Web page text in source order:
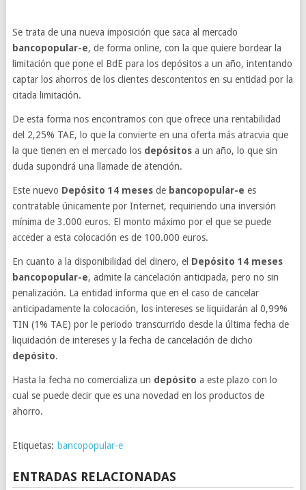
Se trata de una nueva imposición que saca al mercado
bancopopular-e, de forma online, con la que quiere bordear la
limitación que pone el BdE para los depósitos a un año, intentando
captar los ahorros de los clientes descontentos en su entidad por la
citada limitación.
De esta forma nos encontramos con que ofrece una rentabilidad
del 2,25% TAE, lo que la convierte en una oferta más atracvia que
la que tienen en el mercado los depósitosa un año, lo que sin
duda supondrá una llamade de atención.
Este nuevo Depósito 14 mesesde bancopopular-e es
contratable únicamente por Internet, requiriendo una inversión
mínima de 3.000 euros. El monto máximo por el que se puede
acceder a esta colocación es de 100.000 euros.
En cuanto a la disponibilidad del dinero, el Depósito 14 meses
bancopopular-e, admite la cancelación anticipada, pero no sin
penalización. La entidad informa que en el caso de cancelar
anticipadamente la colocación, los intereses se liquidarán al 0,99%
TIN (1% TAE) por le periodo transcurrido desde la última fecha de
liquidación de intereses y la fecha de cancelación de dicho
depósito.
Hasta la fecha no comercializa un depósito a este plazo con lo
cual se puede decir que es una novedad en los productos de
ahorro.
Etiquetas: bancopopular-e
ENTRADAS RELACIONADAS